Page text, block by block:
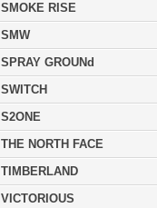
SMOKE RISE
SMW
SPRAY GROUNd
SWITCH
S2ONE
THE NORTH FACE
TIMBERLAND
VICTORIOUS